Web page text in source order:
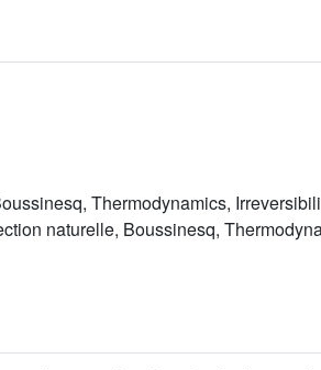
Thermodynamics,
naturelle, Boussinesq,